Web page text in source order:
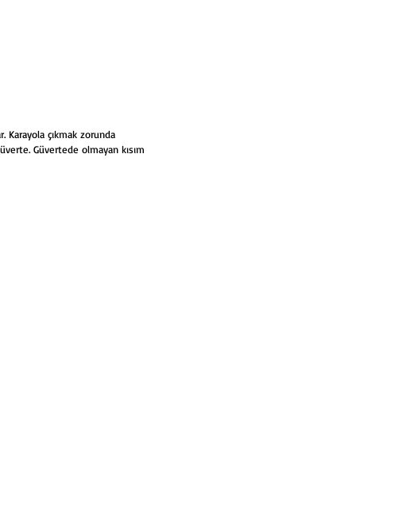
Karayola çıkmak zorunda
Güvertede olmayan kısım